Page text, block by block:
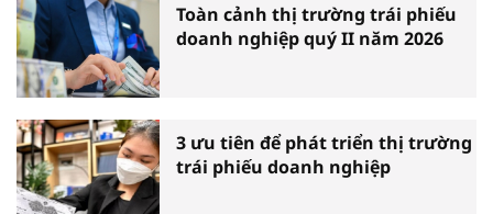
Toàn cảnh thị trường trái phiếu
doanh nghiệp quý II năm 2026
3 ưu tiên để phát triển thị trường
trái phiếu doanh nghiệp